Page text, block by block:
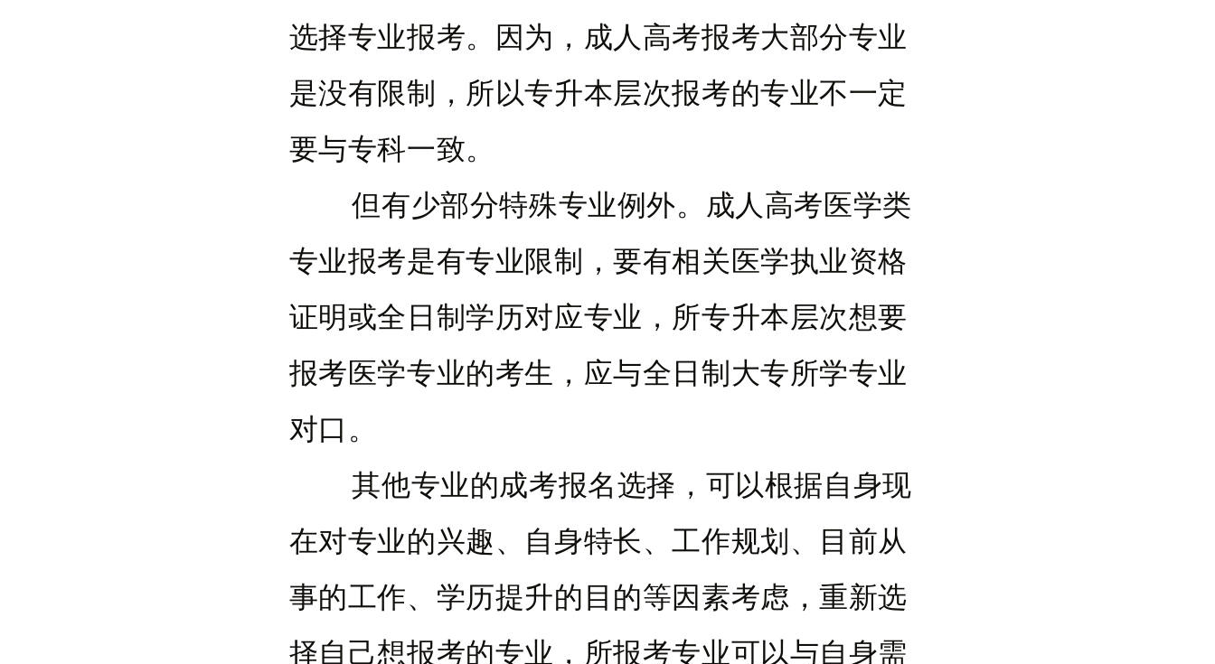
选择专业报考。因为，成人高考报考大部分专业
是没有限制，所以专升本层次报考的专业不一定
要与专科一致。
但有少部分特殊专业例外。成人高考医学类
专业报考是有专业限制，要有相关医学执业资格
证明或全日制学历对应专业，所专升本层次想要
报考医学专业的考生，应与全日制大专所学专业
对口。
其他专业的成考报名选择，可以根据自身现
在对专业的兴趣、自身特长、工作规划、目前从
事的工作、学历提升的目的等因素考虑，重新选
择自己想报考的专业，所报考专业可以与自身需